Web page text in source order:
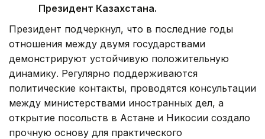
Президент Казахстана.
Президент подчеркнул, что в последние годы
отношения между двумя государствами
демонстрируют устойчивую положительную
динамику. Регулярно поддерживаются
политические контакты, проводятся консультации
между министерствами иностранных дел, а
открытие посольств в Астане и Никосии создало
прочную основу для практического